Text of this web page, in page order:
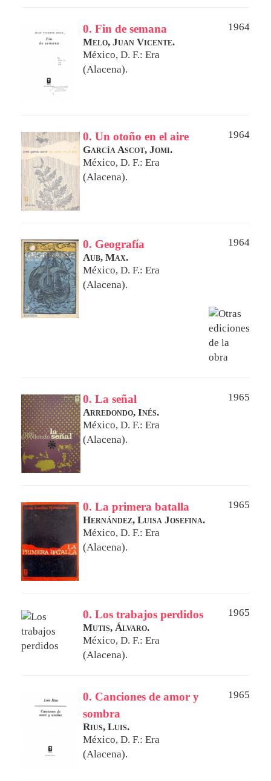
0. Fin de semana
1964
Melo, Juan Vicente.
México, D. F.: Era
(Alacena).
0. Un otoño en el aire
1964
García Ascot, Jomi.
México, D. F.: Era
(Alacena).
0. Geografía
1964
Aub, Max.
México, D. F.: Era
(Alacena).
0. La señal
1965
Arredondo, Inés.
México, D. F.: Era
(Alacena).
0. La primera batalla
1965
Hernández, Luisa Josefina.
México, D. F.: Era
(Alacena).
0. Los trabajos perdidos
1965
Mutis, Álvaro.
México, D. F.: Era
(Alacena).
0. Canciones de amor y
sombra
1965
Rius, Luis.
México, D. F.: Era
(Alacena).